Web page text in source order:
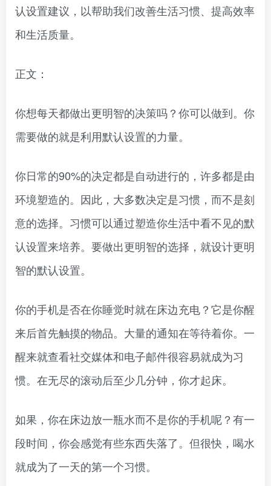
认设置建议，以帮助我们改善生活习惯、提高效率
和生活质量。
正文：
你想每天都做出更明智的决策吗？你可以做到。你
需要做的就是利用默认设置的力量。
你日常的90%的决定都是自动进行的，许多都是由
环境塑造的。因此，大多数决定是习惯，而不是刻
意的选择。习惯可以通过塑造你生活中看不见的默
认设置来培养。要做出更明智的选择，就设计更明
智的默认设置。
你的手机是否在你睡觉时就在床边充电？它是你醒
来后首先触摸的物品。大量的通知在等待着你。一
醒来就查看社交媒体和电子邮件很容易就成为习
惯。在无尽的滚动后至少几分钟，你才起床。
如果，你在床边放一瓶水而不是你的手机呢？有一
段时间，你会感觉有些东西失落了。但很快，喝水
就成为了一天的第一个习惯。